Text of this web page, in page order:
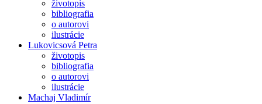
životopis
bibliografia
o autorovi
ilustrácie
Lukovicsová Petra
životopis
bibliografia
o autorovi
ilustrácie
Machaj Vladimír